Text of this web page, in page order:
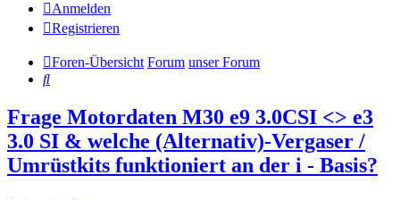
Anmelden
Registrieren
Foren-Übersicht Forum unser Forum
Suche
Frage Motordaten M30 e9 3.0CSI <> e3
3.0 SI & welche (Alternativ)-Vergaser /
Umrüstkits funktioniert an der i - Basis?